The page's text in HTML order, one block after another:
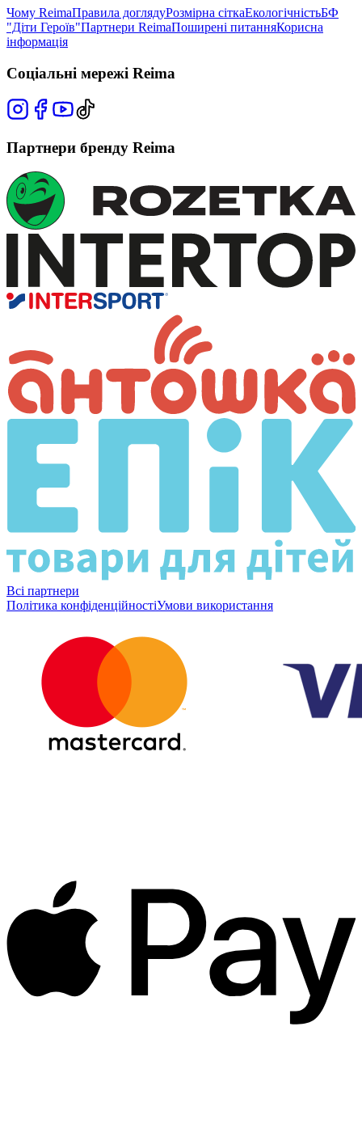
Чому ReimaПравила доглядуРозмірна сіткаЕкологічністьБФ
"Діти Героїв"Партнери ReimaПоширені питанняКорисна
інформація
Соціальні мережі Reima
Партнери бренду Reima
Всі партнери
Політика конфіденційностіУмови використання